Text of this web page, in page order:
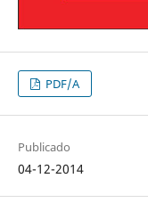
PDF/A
Publicado
04-12-2014